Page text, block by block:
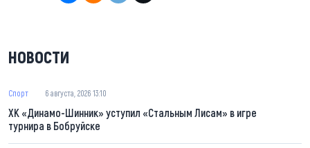
НОВОСТИ
Спорт 6 августа, 2026 13:10
ХК «Динамо-Шинник» уступил «Стальным Лисам» в игре
турнира в Бобруйске